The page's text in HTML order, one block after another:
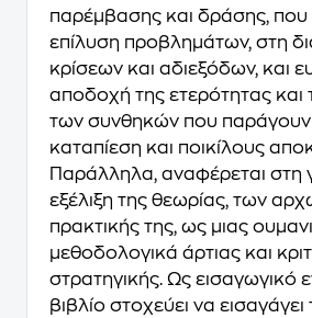
παρέμβασης και δράσης, που
επίλυση προβλημάτων, στη
κρίσεων και αδιεξόδων, και
αποδοχή της ετερότητας και
των συνθηκών που παράγουν
καταπίεση και ποικίλους
Παράλληλα, αναφέρεται στη
εξέλιξη της θεωρίας, των
πρακτικής της, ως μιας
μεθοδολογικά άρτιας και
στρατηγικής. Ως εισαγωγικό
βιβλίο στοχεύει να εισαγάγει